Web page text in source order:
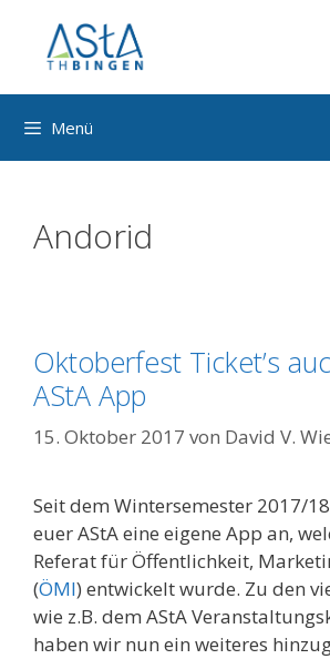
springen
Menü
Andorid
Oktoberfest Ticket’s
AStA App
15. Oktober 2017 von David V.
Seit dem Wintersemester 2017/
euer AStA eine eigene App an,
Referat für Öffentlichkeit,
(ÖMI) entwickelt wurde. Zu den
wie z.B. dem AStA
haben wir nun ein weiteres